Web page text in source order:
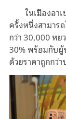
ในเมืองอา
ครั้งหนึ่งสามาร
กว่า 30,000 หย
30% พร้อมกับ
ด้วยราคาถูกกว่